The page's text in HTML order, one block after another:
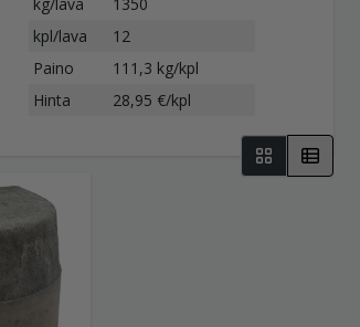
kpl/lava
12
Paino
111,3 kg/kpl
Hinta
28,95 €/kpl